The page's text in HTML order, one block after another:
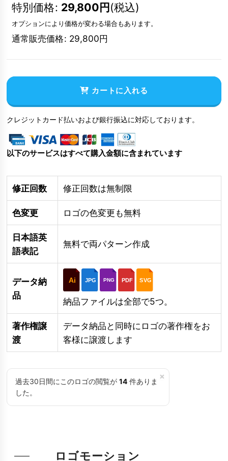
特別価格: 29,800円(税込)
オプションにより価格が変わる場合もあります。
通常販売価格: 29,800円
カートに入れる
クレジットカード払いおよび銀行振込に対応しております。
以下のサービスはすべて購入金額に含まれています
修正回数 修正回数は無制限
色変更 ロゴの色変更も無料
日本語英
語表記
無料で両パターン作成
データ納
品
Ai JPG PNG PDF SVG
納品ファイルは全部で5つ。
著作権譲
渡
データ納品と同時にロゴの著作権をお
客様に譲渡します
×
過去30日間にこのロゴの閲覧が 14 件ありま
した。
ロゴモーション